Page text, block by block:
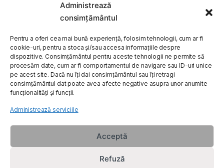
Administrează
consimțământul
Pentru a oferi cea mai bună experiență, folosim tehnologii, cum ar fi
cookie-uri, pentru a stoca și/sau accesa informațiile despre
dispozitive. Consimțământul pentru aceste tehnologii ne permite să
procesăm date, cum ar fi comportamentul de navigare sau ID-uri unice
pe acest site. Dacă nu îți dai consimțământul sau îți retragi
consimțământul dat poate avea afecte negative asupra unor anumite
funcționalități și funcții.
Administrează serviciile
Acceptă
Refuză
My Account
Customer Care
About Us